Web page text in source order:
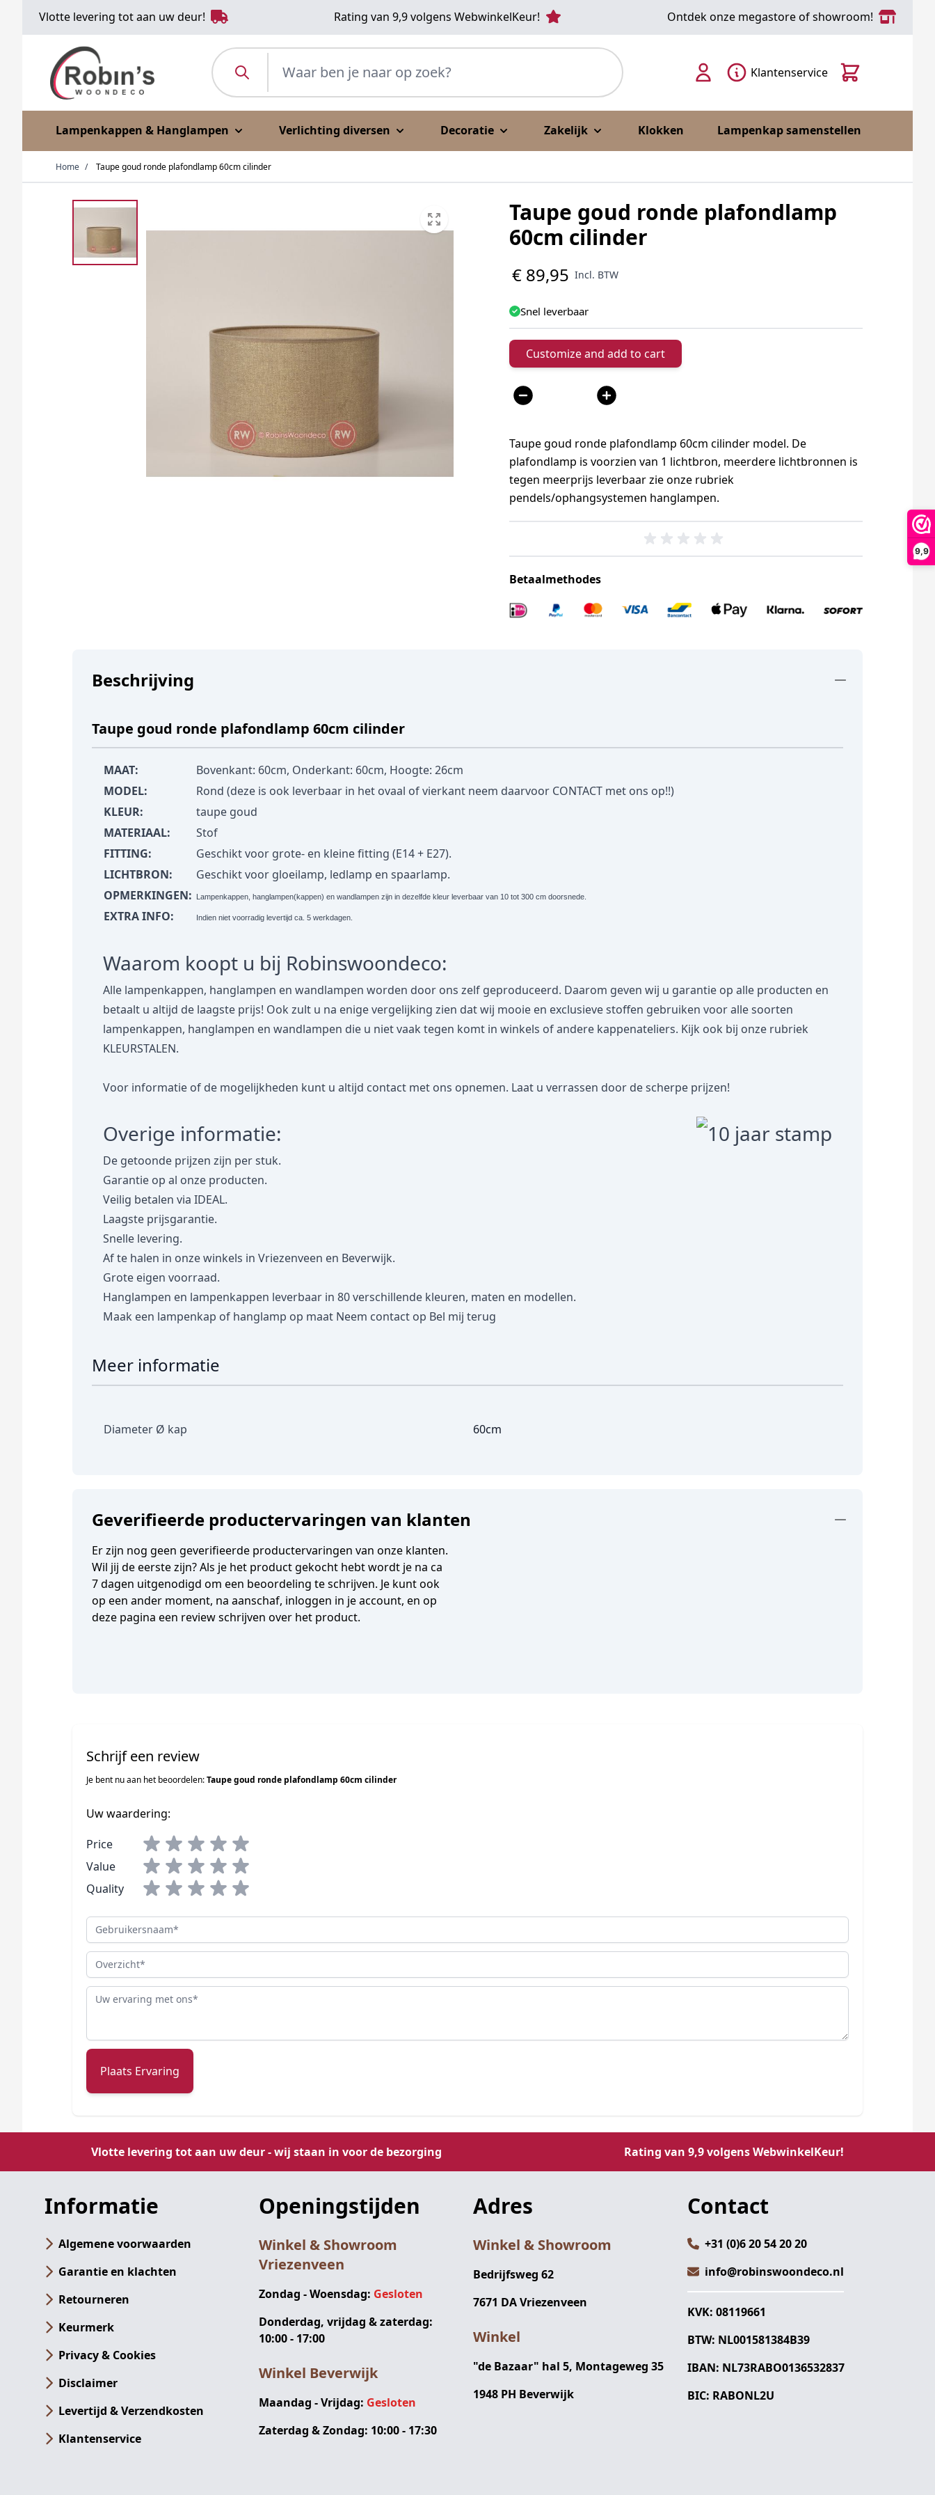
9,9
Vlotte levering tot aan uw deur! Rating van 9,9 volgens WebwinkelKeur! Ontdek onze megastore of showroom!
Waar ben je naar op zoek?
Lampenkappen & Hanglampen Verlichting diversen Decoratie Zakelijk Klokken Lampenkap samenstellen
Klantenservice Cart
Home / Taupe goud ronde plafondlamp 60cm cilinder
Taupe goud ronde plafondlamp
60cm cilinder
€ 89,95 Incl. BTW
Snel leverbaar
Customize and add to cart
Aantal
Taupe goud ronde plafondlamp 60cm cilinder model. De
plafondlamp is voorzien van 1 lichtbron, meerdere lichtbronnen is
tegen meerprijs leverbaar zie onze rubriek
pendels/ophangsystemen hanglampen.
Betaalmethodes
Beschrijving
Taupe goud ronde plafondlamp 60cm cilinder
MAAT:
Bovenkant: 60cm, Onderkant: 60cm, Hoogte: 26cm
MODEL:
Rond (deze is ook leverbaar in het ovaal of vierkant neem daarvoor CONTACT met ons op!!)
KLEUR:
taupe goud
MATERIAAL:
Stof
FITTING:
Geschikt voor grote- en kleine fitting (E14 + E27).
LICHTBRON:
Geschikt voor gloeilamp, ledlamp en spaarlamp.
OPMERKINGEN:
Lampenkappen, hanglampen(kappen) en wandlampen zijn in dezelfde kleur leverbaar van 10 tot 300 cm doorsnede.
EXTRA INFO: Indien niet voorradig levertijd ca. 5 werkdagen.
Waarom koopt u bij Robinswoondeco:
Alle lampenkappen, hanglampen en wandlampen worden door ons zelf geproduceerd. Daarom geven wij u garantie op alle producten en
betaalt u altijd de laagste prijs! Ook zult u na enige vergelijking zien dat wij mooie en exclusieve stoffen gebruiken voor alle soorten
lampenkappen, hanglampen en wandlampen die u niet vaak tegen komt in winkels of andere kappenateliers. Kijk ook bij onze rubriek
KLEURSTALEN.
Voor informatie of de mogelijkheden kunt u altijd contact met ons opnemen. Laat u verrassen door de scherpe prijzen!
Overige informatie:
De getoonde prijzen zijn per stuk.
Garantie op al onze producten.
Veilig betalen via IDEAL.
Laagste prijsgarantie.
Snelle levering.
Af te halen in onze winkels in Vriezenveen en Beverwijk.
Grote eigen voorraad.
Hanglampen en lampenkappen leverbaar in 80 verschillende kleuren, maten en modellen.
Maak een lampenkap of hanglamp op maat Neem contact op Bel mij terug
Meer informatie
Diameter Ø kap 60cm
Geverifieerde productervaringen van klanten
Er zijn nog geen geverifieerde productervaringen van onze klanten.
Wil jij de eerste zijn? Als je het product gekocht hebt wordt je na ca
7 dagen uitgenodigd om een beoordeling te schrijven. Je kunt ook
op een ander moment, na aanschaf, inloggen in je account, en op
deze pagina een review schrijven over het product.
Schrijf een review
Je bent nu aan het beoordelen:Taupe goud ronde plafondlamp 60cm cilinder
Uw waardering:
Price
Value
Quality
Gebruikersnaam
Overzicht
Review
Plaats Ervaring
Vlotte levering tot aan uw deur - wij staan in voor de bezorging Rating van 9,9 volgens WebwinkelKeur!
Informatie
Algemene voorwaarden
Garantie en klachten
Retourneren
Keurmerk
Privacy & Cookies
Disclaimer
Levertijd & Verzendkosten
Klantenservice
Openingstijden
Winkel & Showroom
Vriezenveen
Zondag - Woensdag: Gesloten
Donderdag, vrijdag & zaterdag:
10:00 - 17:00
Winkel Beverwijk
Maandag - Vrijdag: Gesloten
Zaterdag & Zondag: 10:00 - 17:30
Adres
Winkel & Showroom
Bedrijfsweg 62
7671 DA Vriezenveen
Winkel
"de Bazaar" hal 5, Montageweg 35
1948 PH Beverwijk
Contact
+31 (0)6 20 54 20 20
info@robinswoondeco.nl
KVK: 08119661
BTW: NL001581384B39
IBAN: NL73RABO0136532837
BIC: RABONL2U